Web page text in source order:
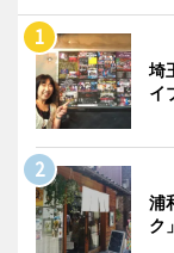
埼
イ
浦
ク